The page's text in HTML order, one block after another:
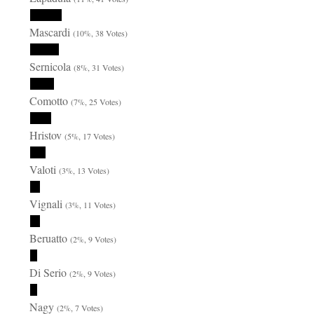
Mascardi(10%, 38 Votes)
Sernicola(8%, 31 Votes)
Comotto(7%, 25 Votes)
Hristov(5%, 17 Votes)
Valoti(3%, 13 Votes)
Vignali(3%, 11 Votes)
Beruatto(2%, 9 Votes)
Di Serio(2%, 9 Votes)
Nagy(2%, 7 Votes)